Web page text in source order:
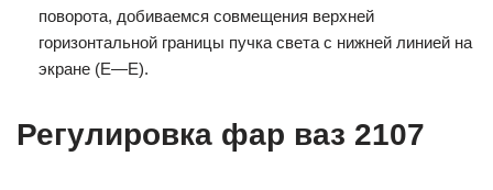
поворота, добиваемся совмещения верхней
горизонтальной границы пучка света с нижней линией на
экране (Е—Е).
Регулировка фар ваз 2107